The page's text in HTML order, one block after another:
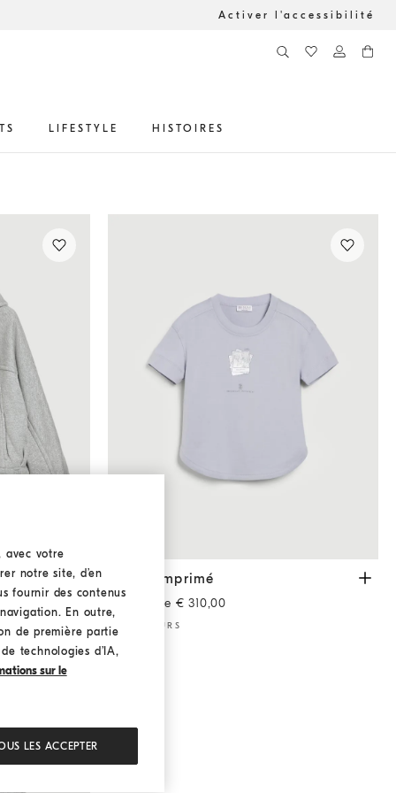
Activer l'accessibilité
LIFESTYLE HISTOIRES
Argent
coton T-shirt imprimé Lavande
T-shirt imprimé
À partir de € 310,00
2 COULEURS
avec votre
notre site, d’en
fournir des contenus
En outre,
de première partie
technologies d’IA,
sur le
LES ACCEPTER